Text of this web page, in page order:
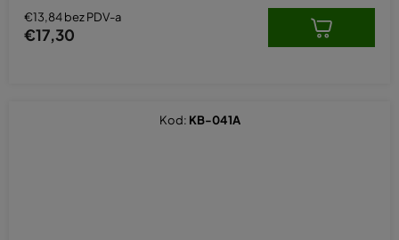
€13,84 bez PDV-a
€17,30
Kod: KB-041A